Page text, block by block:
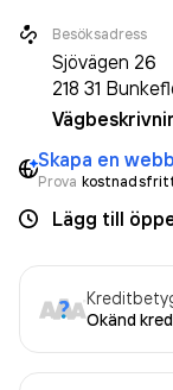
Besöksadress
Sjövägen 26
218 31
Skapa en
Prova
Lägg till
Okänd